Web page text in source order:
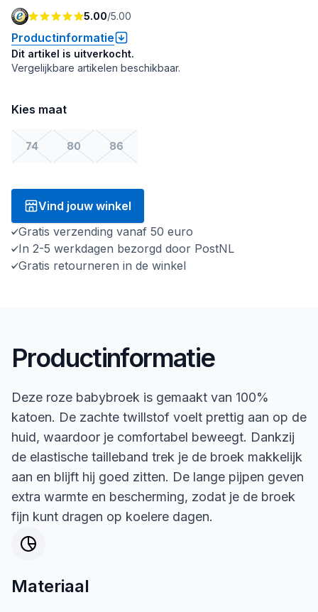
5.00/5.00
Productinformatie
Dit artikel is uitverkocht.
Vergelijkbare artikelen beschikbaar.
Kies maat
74 80 86
Vind jouw winkel
Gratis verzending vanaf 50 euro
In 2-5 werkdagen bezorgd door PostNL
Gratis retourneren in de winkel
Productinformatie
Deze roze babybroek is gemaakt van 100%
katoen. De zachte twillstof voelt prettig aan op de
huid, waardoor je comfortabel beweegt. Dankzij
de elastische tailleband trek je de broek makkelijk
aan en blijft hij goed zitten. De lange pijpen geven
extra warmte en bescherming, zodat je de broek
fijn kunt dragen op koelere dagen.
Materiaal